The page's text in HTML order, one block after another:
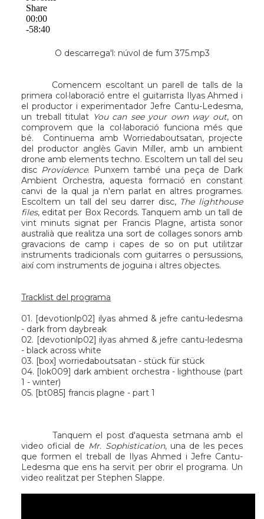
O descarrega'l: núvol de fum 375.mp3
Comencem escoltant un parell de talls de la
primera col·laboració entre el guitarrista Ilyas Ahmed i
el productor i experimentadorJefre Cantu-Ledesma,
un treball titulat You can see your own way out, on
comprovem que la col·laboració funciona més que
bé. Continuema amb Worriedaboutsatan, projecte
del productor anglès Gavin Miller, amb un ambient
drone amb elements techno. Escoltem un tall del seu
disc Providence. Punxem també una peça de Dark
Ambient Orchestra, aquesta formació en constant
canvi de la qual ja n'em parlat en altres programes.
Escoltem un tall del seu darrer disc, The lighthouse
files, editat per Box Records. Tanquem amb un tall de
vint minuts signat per Francis Plagne, artista sonor
australià que realitza una sort de collages sonors amb
gravacions de camp i capes de so on put utilitzar
instruments tradicionals com guitarres o persussions,
així com instruments de joguina i altres objectes.
Tracklist del programa
01. [devotionlp02] ilyas ahmed & jefre cantu-ledesma
- dark from daybreak
02. [devotionlp02] ilyas ahmed & jefre cantu-ledesma
- black across white
03. [box] worriedaboutsatan - stück für stück
04. [lok009] dark ambient orchestra - lighthouse (part
1 - winter)
05. [bt085] francis plagne - part 1
Tanquem el post d'aquesta setmana amb el
video oficial de Mr. Sophistication, una de les peces
que formen el treball de Ilyas Ahmed i Jefre Cantu-
Ledesma que ens ha servit per obrir el programa. Un
video realitzat per Stephen Slappe.